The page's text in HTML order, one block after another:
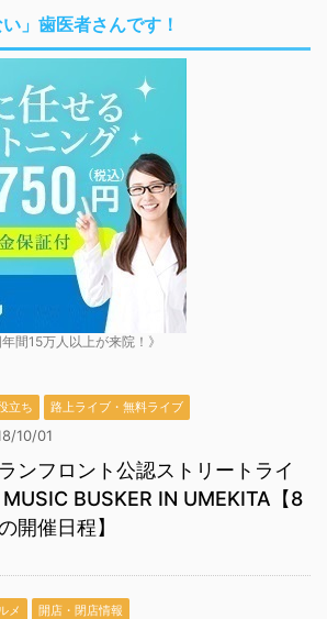
」歯医者さんです！
間15万人以上が来院！》
立ち 路上ライブ・無料ライブ
10/01
ンフロント公認ストリートライ
MUSIC BUSKER IN UMEKITA【8
開催日程】
メ 開店・閉店情報